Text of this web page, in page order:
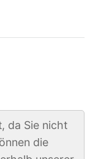
da Sie nicht
die